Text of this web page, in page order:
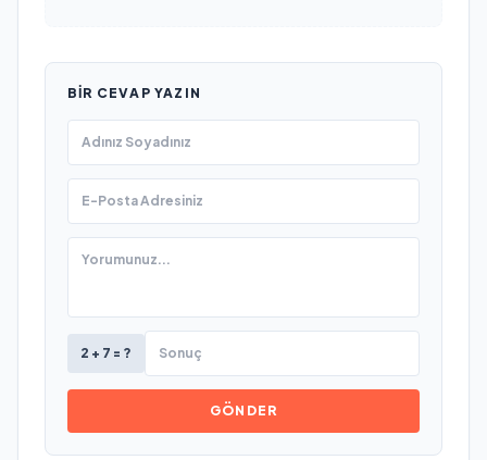
BIR CEVAP YAZIN
2 + 7 = ?
GÖNDER